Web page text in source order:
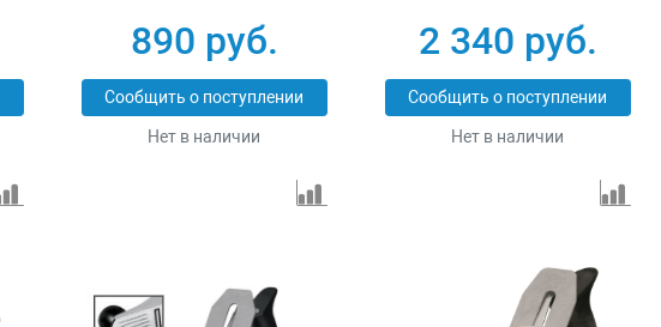
890 руб.
Сообщить о поступлении
Нет в наличии
2 340 руб.
Сообщить о поступлении
Нет в наличии